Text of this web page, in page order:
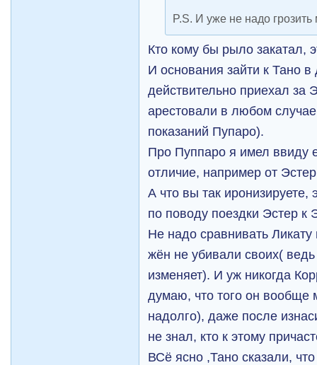
P.S. И уже не надо
Кто кому бы рыло закатал,
И основания зайти к Тано
действительно приехал
арестовали в любом
показаний Пупаро).
Про Пуппаро я имел ввиду
отличие, например от
А что вы так
по поводу поездки Эстер к
Не надо сравнивать
жён не убивали своих(
изменяет). И уж никогда
думаю, что того он вообще
надолго), даже после
не знал, кто к этому
ВСё ясно ,Тано сказали,